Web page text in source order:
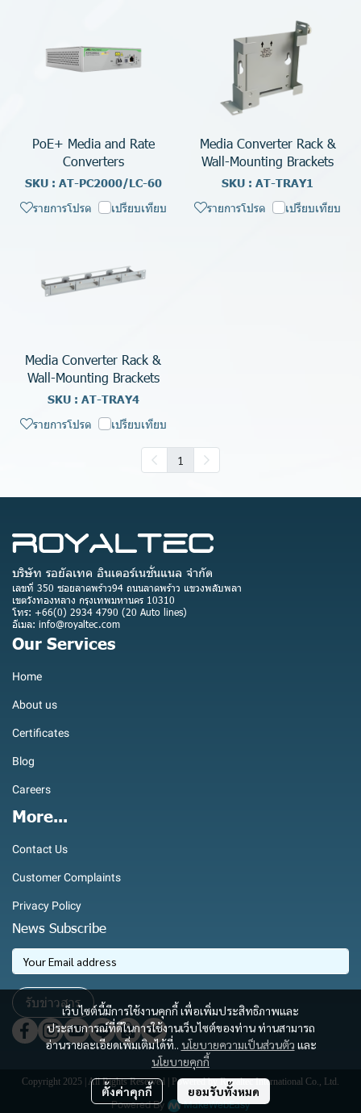
PoE+ Media and Rate
Converters
SKU : AT-PC2000/LC-60
รายการโปรด เปรียบเทียบ
Media Converter Rack &
Wall-Mounting Brackets
SKU : AT-TRAY1
รายการโปรด เปรียบเทียบ
Media Converter Rack &
Wall-Mounting Brackets
SKU : AT-TRAY4
รายการโปรด เปรียบเทียบ
1
เว็บไซต์นี้มีการใช้งานคุกกี้ เพื่อเพิ่มประสิทธิภาพและ
ประสบการณ์ที่ดีในการใช้งานเว็บไซต์ของท่าน ท่านสามารถ
อ่านรายละเอียดเพิ่มเติมได้ที่.. นโยบายความเป็นส่วนตัว และ
นโยบายคุกกี้
ตั้งค่าคุกกี้ ยอมรับทั้งหมด
บริษัท รอยัลเทค อินเตอร์เนชั่นแนล จำกัด
เลขที่ 350 ซอยลาดพร้าว94 ถนนลาดพร้าว แขวงพลับพลา
เขตวังทองหลาง กรุงเทพมหานคร 10310
โทร: +66(0) 2934 4790 (20 Auto lines)
อีเมล: info@royaltec.com
Our Services
Home
About us
Certificates
Blog
Careers
More...
Contact Us
Customer Complaints
Privacy Policy
News Subscribe
รับข่าวสาร
Copyright 2025 | All Rights Reserved | Powered by Royaltec International Co., Ltd.
Powered By MakeWebEasy